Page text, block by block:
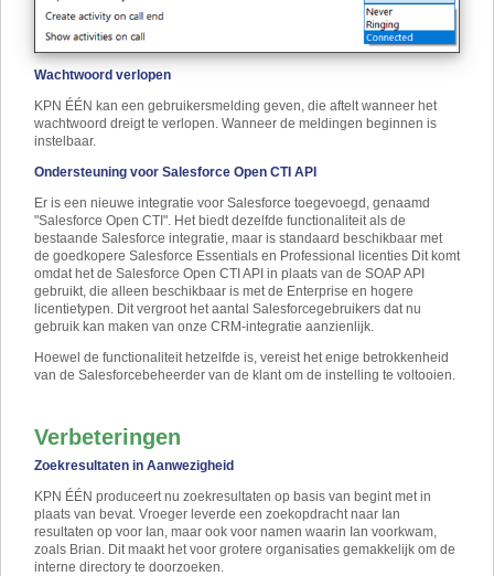
Wachtwoord verlopen
KPN ÉÉN kan een gebruikersmelding geven, die aftelt wanneer het
wachtwoord dreigt te verlopen. Wanneer de meldingen beginnen is
instelbaar.
Ondersteuning voor Salesforce Open CTI API
Er is een nieuwe integratie voor Salesforce toegevoegd, genaamd
"Salesforce Open CTI". Het biedt dezelfde functionaliteit als de
bestaande Salesforce integratie, maar is standaard beschikbaar met
de goedkopere Salesforce Essentials en Professional licenties Dit komt
omdat het de Salesforce Open CTI API in plaats van de SOAP API
gebruikt, die alleen beschikbaar is met de Enterprise en hogere
licentietypen. Dit vergroot het aantal Salesforcegebruikers dat nu
gebruik kan maken van onze CRM-integratie aanzienlijk.
Hoewel de functionaliteit hetzelfde is, vereist het enige betrokkenheid
van de Salesforcebeheerder van de klant om de instelling te voltooien.
Verbeteringen
Zoekresultaten in Aanwezigheid
KPN ÉÉN produceert nu zoekresultaten op basis van begint met in
plaats van bevat. Vroeger leverde een zoekopdracht naar Ian
resultaten op voor Ian, maar ook voor namen waarin Ian voorkwam,
zoals Brian. Dit maakt het voor grotere organisaties gemakkelijk om de
interne directory te doorzoeken.